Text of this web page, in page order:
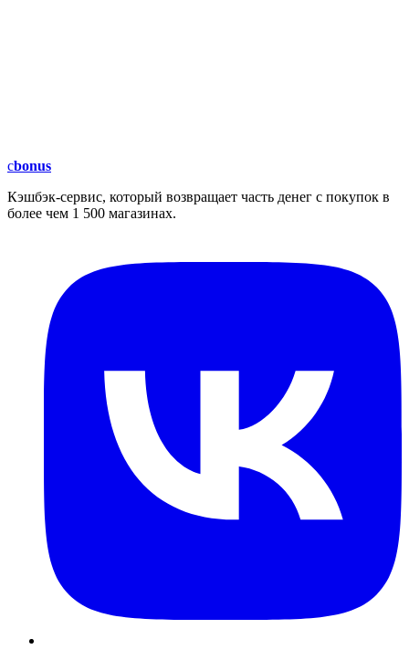
cbonus
Кэшбэк-сервис, который возвращает часть денег с покупок в
более чем 1 500 магазинах.